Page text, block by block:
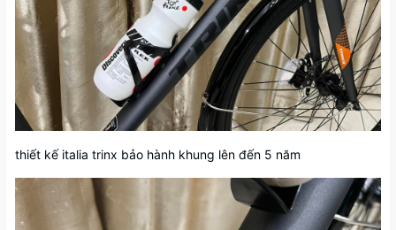
thiết kế italia trinx bảo hành khung lên đến 5 năm